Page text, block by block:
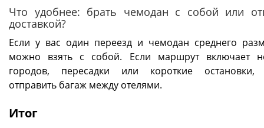
Что удобнее: брать чемодан с собой или
доставкой?
Если у вас один переезд и чемодан среднего
можно взять с собой. Если маршрут включает
городов, пересадки или короткие остановки,
отправить багаж между отелями.
Итог